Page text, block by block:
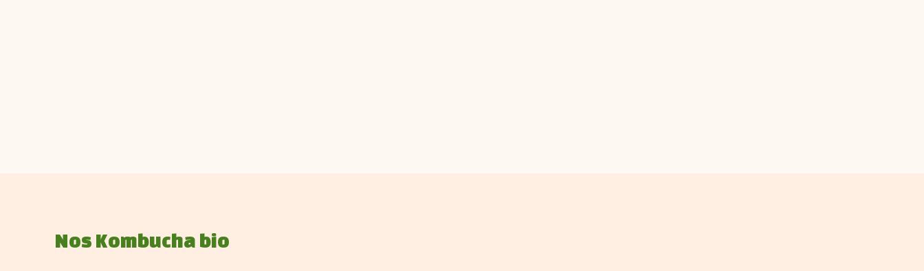
Nos Kombucha bio